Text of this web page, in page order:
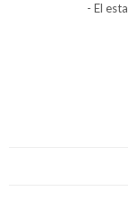
- El